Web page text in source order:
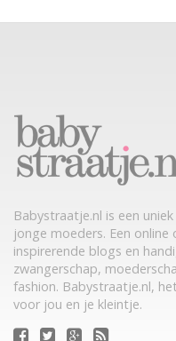
Babystraatje.nl is een
jonge moeders. Een
inspirerende blogs en
zwangerschap,
fashion. Babystraatje.nl,
voor jou en je kleintje.